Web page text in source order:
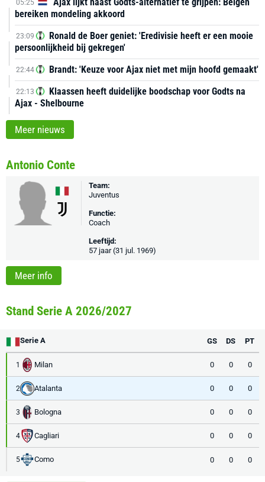
05:25
bereiken mondeling akkoord
23:09
Ronald de Boer geniet: 'Eredivisie heeft er een mooie
persoonlijkheid bij gekregen'
22:44 Brandt: 'Keuze voor Ajax niet met mijn hoofd gemaakt'
22:13
Klaassen heeft duidelijke boodschap voor Godts na
Ajax - Shelbourne
Meer nieuws
Antonio Conte
Team:
Juventus
Functie:
Coach
Leeftijd:
57 jaar (31 jul. 1969)
Meer info
Stand Serie A 2026/2027
Serie A GS DS PT
1 Milan 0 0 0
2 Atalanta 0 0 0
3 Bologna 0 0 0
4 Cagliari 0 0 0
5 Como 0 0 0